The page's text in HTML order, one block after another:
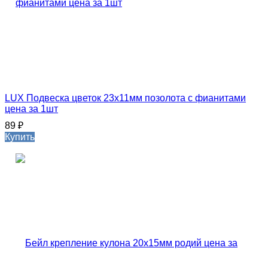
LUX Подвеска цветок 23х11мм позолота с фианитами
цена за 1шт
89 ₽
Купить